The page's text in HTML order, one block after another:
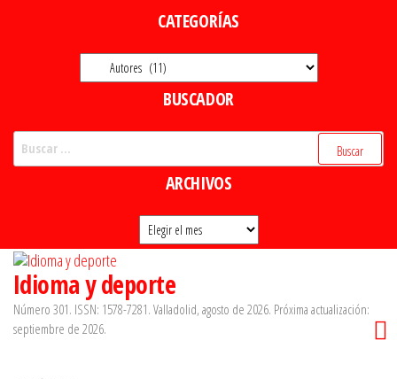
CATEGORÍAS
Categorías
BUSCADOR
ARCHIVOS
Archivos
Idioma y deporte
Número 301. ISSN: 1578-7281. Valladolid, agosto de 2026. Próxima actualización:
septiembre de 2026.